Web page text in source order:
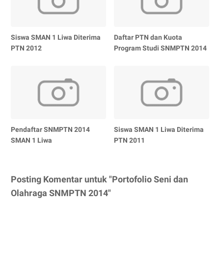
Siswa SMAN 1 Liwa Diterima
PTN 2012
Daftar PTN dan Kuota
Program Studi SNMPTN 2014
Pendaftar SNMPTN 2014
SMAN 1 Liwa
Siswa SMAN 1 Liwa Diterima
PTN 2011
Posting Komentar untuk "Portofolio Seni dan
Olahraga SNMPTN 2014"